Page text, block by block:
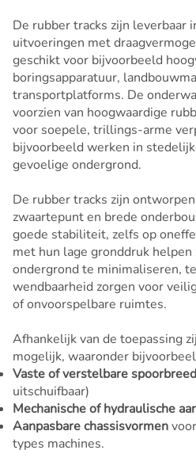
De rubber tracks zijn leverbaar
uitvoeringen met
geschikt voor bijvoorbeeld
boringsapparatuur,
transportplatforms. De
voorzien van hoogwaardige
voor soepele, trillings-arme
bijvoorbeeld werken in
gevoelige ondergrond.
De rubber tracks zijn
zwaartepunt en brede
goede stabiliteit, zelfs op
met hun lage gronddruk helpen
ondergrond te minimaliseren,
wendbaarheid zorgen voor
of onvoorspelbare ruimtes.
Afhankelijk van de toepassing
mogelijk, waaronder
Vaste of verstelbare
uitschuifbaar)
Mechanische of hydraulische
Aanpasbare chassisvormen
types machines.